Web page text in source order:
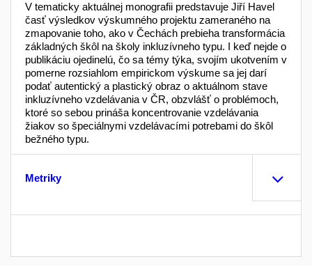
V tematicky aktuálnej monografii predstavuje Jiří Havel
časť výsledkov výskumného projektu zameraného na
zmapovanie toho, ako v Čechách prebieha transformácia
základných škôl na školy inkluzívneho typu. I keď nejde o
publikáciu ojedinelú, čo sa témy týka, svojím ukotvením v
pomerne rozsiahlom empirickom výskume sa jej darí
podať autentický a plastický obraz o aktuálnom stave
inkluzívneho vzdelávania v ČR, obzvlášť o problémoch,
ktoré so sebou prináša koncentrovanie vzdelávania
žiakov so špeciálnymi vzdelávacími potrebami do škôl
bežného typu.
Metriky